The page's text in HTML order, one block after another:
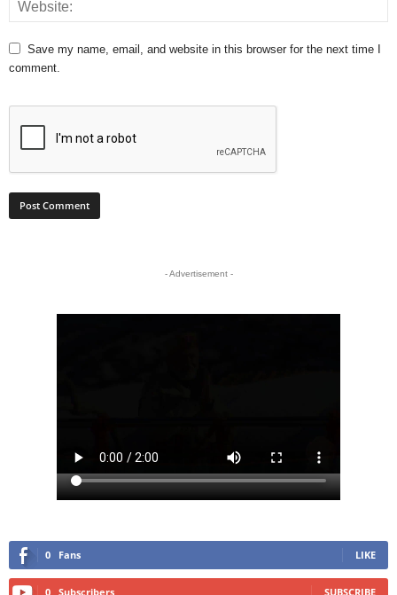
Save my name, email, and website in this browser for the next time I
comment.
- Advertisement -
0 Fans LIKE
0 Subscribers SUBSCRIBE